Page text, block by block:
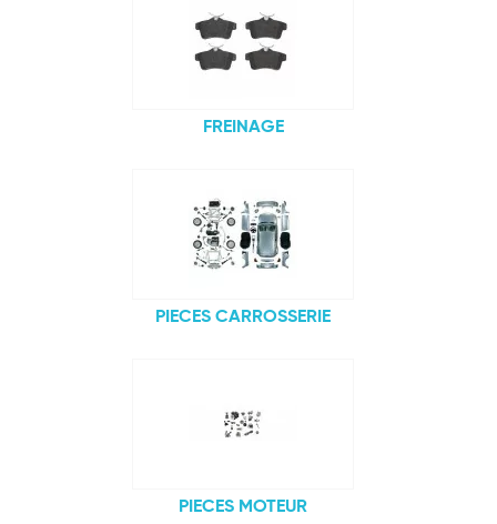
FREINAGE
PIECES CARROSSERIE
PIECES MOTEUR